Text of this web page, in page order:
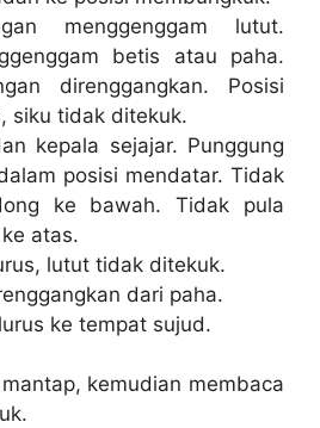
menggenggam lutut.
betis atau paha.
direnggangkan. Posisi
siku tidak ditekuk.
kepala sejajar. Punggung
posisi mendatar. Tidak
ke bawah. Tidak pula
atas.
lutut tidak ditekuk.
dari paha.
ke tempat sujud.
kemudian membaca